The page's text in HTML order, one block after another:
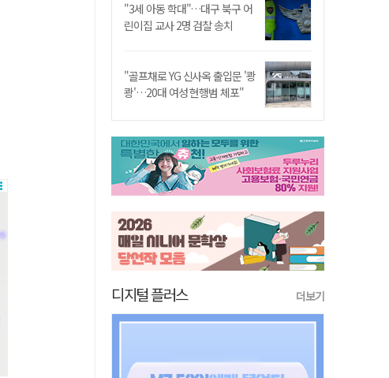
"3세 아동 학대"…대구 북구 어
린이집 교사 2명 검찰 송치
"골프채로 YG 신사옥 출입문 '쾅
쾅'…20대 여성 현행범 체포"
디지털 플러스 더보기